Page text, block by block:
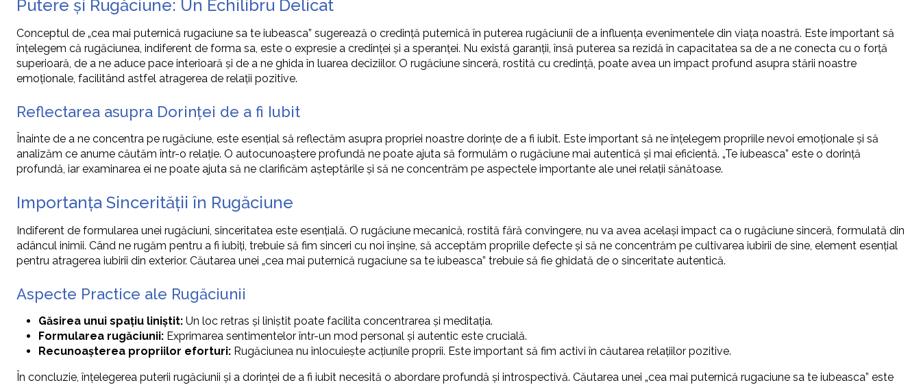
Putere și Rugăciune: Un Echilibru Delicat
Conceptul de „cea mai puternică rugaciune sa te iubeasca” sugerează o credință puternică în puterea rugăciunii de a influența evenimentele din viața noastră. Este important să
înțelegem că rugăciunea, indiferent de forma sa, este o expresie a credinței și a speranței. Nu există garanții, însă puterea sa rezidă în capacitatea sa de a ne conecta cu o forță
superioară, de a ne aduce pace interioară și de a ne ghida în luarea deciziilor. O rugăciune sinceră, rostită cu credință, poate avea un impact profund asupra stării noastre
emoționale, facilitând astfel atragerea de relații pozitive.
Reflectarea asupra Dorinței de a fi Iubit
Înainte de a ne concentra pe rugăciune, este esențial să reflectăm asupra propriei noastre dorințe de a fi iubit. Este important să ne înțelegem propriile nevoi emoționale și să
analizăm ce anume căutăm într-o relație. O autocunoaștere profundă ne poate ajuta să formulăm o rugăciune mai autentică și mai eficientă. „Te iubeasca” este o dorință
profundă, iar examinarea ei ne poate ajuta să ne clarificăm așteptările și să ne concentrăm pe aspectele importante ale unei relații sănătoase.
Importanța Sincerității în Rugăciune
Indiferent de formularea unei rugăciuni, sinceritatea este esențială. O rugăciune mecanică, rostită fără convingere, nu va avea același impact ca o rugăciune sinceră, formulată din
adâncul inimii. Când ne rugăm pentru a fi iubiți, trebuie să fim sinceri cu noi înșine, să acceptăm propriile defecte și să ne concentrăm pe cultivarea iubirii de sine, element esențial
pentru atragerea iubirii din exterior. Căutarea unei „cea mai puternică rugaciune sa te iubeasca” trebuie să fie ghidată de o sinceritate autentică.
Aspecte Practice ale Rugăciunii
Găsirea unui spațiu liniștit: Un loc retras și liniștit poate facilita concentrarea și meditația.
Formularea rugăciunii: Exprimarea sentimentelor într-un mod personal și autentic este crucială.
Recunoașterea propriilor eforturi: Rugăciunea nu înlocuiește acțiunile proprii. Este important să fim activi în căutarea relațiilor pozitive.
În concluzie, înțelegerea puterii rugăciunii și a dorinței de a fi iubit necesită o abordare profundă și introspectivă. Căutarea unei „cea mai puternică rugaciune sa te iubeasca” este